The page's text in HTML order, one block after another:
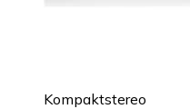
Kompaktstereo